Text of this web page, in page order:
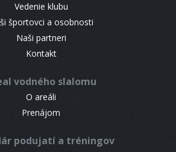
Vedenie klubu
športovci a osobnosti
Naši partneri
Kontakt
vodného slalomu
O areáli
Prenájom
podujatí a tréningov